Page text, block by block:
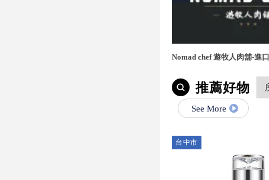
Nomad chef 遊牧人肉舖-進
推薦好物
See More
台中市